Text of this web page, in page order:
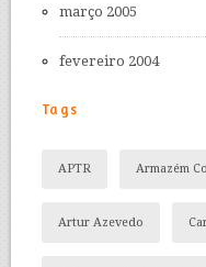
março 2005
fevereiro 2004
Tags
APTR Armazém
Artur Azevedo